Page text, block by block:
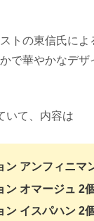
トの東信氏によ
で華やかなデザ
いて、内容は
ン アンフィニマ
ン オマージュ 2
ン イスパハン 2